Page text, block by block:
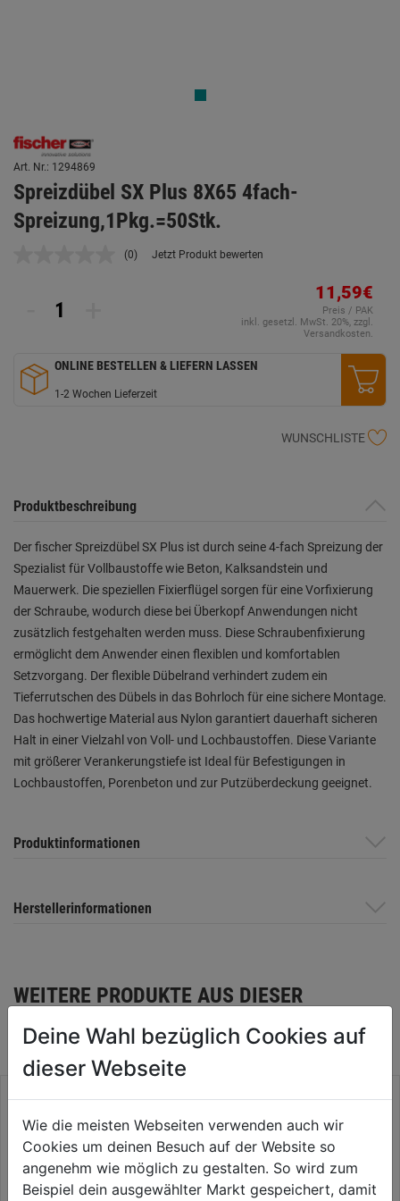
Art. Nr.: 1294869
Spreizdübel SX Plus 8X65 4fach-
Spreizung,1Pkg.=50Stk.
Kein
(0) Jetzt Produkt bewerten
11,59€
Preis / PAK
inkl. gesetzl. MwSt. 20%, zzgl.
Versandkosten.
ONLINE BESTELLEN & LIEFERN LASSEN
1-2 Wochen Lieferzeit
WUNSCHLISTE
Produktbeschreibung
Der fischer Spreizdübel SX Plus ist durch seine 4-fach Spreizung der
Spezialist für Vollbaustoffe wie Beton, Kalksandstein und
Mauerwerk. Die speziellen Fixierflügel sorgen für eine Vorfixierung
der Schraube, wodurch diese bei Überkopf Anwendungen nicht
zusätzlich festgehalten werden muss. Diese Schraubenfixierung
ermöglicht dem Anwender einen flexiblen und komfortablen
Setzvorgang. Der flexible Dübelrand verhindert zudem ein
Tieferrutschen des Dübels in das Bohrloch für eine sichere Montage.
Das hochwertige Material aus Nylon garantiert dauerhaft sicheren
Halt in einer Vielzahl von Voll- und Lochbaustoffen. Diese Variante
mit größerer Verankerungstiefe ist Ideal für Befestigungen in
Lochbaustoffen, Porenbeton und zur Putzüberdeckung geeignet.
Produktinformationen
Herstellerinformationen
WEITERE PRODUKTE AUS DIESER
KATEGORIE
Deine Wahl bezüglich Cookies auf
dieser Webseite
Wie die meisten Webseiten verwenden auch wir
Cookies um deinen Besuch auf der Website so
angenehm wie möglich zu gestalten. So wird zum
Beispiel dein ausgewählter Markt gespeichert, damit